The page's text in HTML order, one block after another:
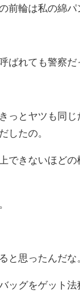
前輪は私の綿パ
れても警察だ
っとヤツも同
したの。
できないほど
と思ったんだな
ッグをゲット